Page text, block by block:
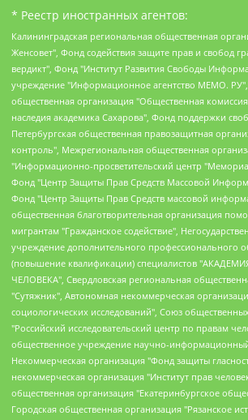
* Реестр иностранных агентов:
Калининградская региональная общественная организация "Экозащита!-Женсовет", Фонд содействия защите прав и свобод граждан "Общественный вердикт", Фонд "Институт Развития Свободы Информации", Частное учреждение "Информационное агентство МЕМО. РУ", Региональная общественная организация "Общественная комиссия по сохранению наследия академика Сахарова", Фонд поддержки свободы прессы, Санкт-Петербургская общественная правозащитная организация "Гражданский контроль", Межрегиональная общественная организация "Информационно-просветительский центр "Мемориал", Региональный Фонд "Центр Защиты Прав Средств Массовой Информации", с 05.12.2023 Фонд "Центр Защиты Прав Средств массовой информации", Региональная общественная благотворительная организация помощи беженцам и мигрантам "Гражданское содействие", Негосударственное образовательное учреждение дополнительного профессионального образования (повышение квалификации) специалистов "АКАДЕМИЯ ПО ПРАВАМ ЧЕЛОВЕКА", Свердловская региональная общественная организация "Сутяжник", Автономная некоммерческая организация "Центр независимых социологических исследований", Союз общественных объединений "Российский исследовательский центр по правам человека", Региональное общественное учреждение научно-информационный центр "МЕМОРИАЛ", Некоммерческая организация "Фонд защиты гласности", Автономная некоммерческая организация "Институт прав человека", Городская общественная организация "Екатеринбургское общество "МЕМОРИАЛ", Городская общественная организация "Рязанское историко-просветительское и правозащитное общество "Мемориал" (Рязанский Мемориал), Челябинский региональный орган общественной самодеятельности – женское общественное объединение "Женщины Евразии", Челябинский региональный орган общественной самодеятельности "Уральская правозащитная группа", Фонд содействия защите здоровья и социальной справедливости имени Андрея Рылькова, Автономная Некоммерческая Организация "Аналитический Центр Юрия Левады", Автономная некоммерческая организация социальной поддержки населения "Проект Апрель", Региональная общественная организация помощи женщинам и детям, находящимся в кризисной ситуации "Информационно-методический центр "Анна", Фонд содействия развитию массовых коммуникаций и правовому просвещению "Так-так-Так", Фонд содействия устойчивому развитию "Серебряная тайга", Свердловский региональный общественный фонд социальных проектов "Новое время", "Idel.Реалии", Кавказ.Реалии, Крым.Реалии, Телеканал Настоящее Время, Татаро-башкирская служба Радио Свобода (Azatliq Radiosi), Радио Свободная Европа/Радио Свобода (PCE/PC), "Сибирь.Реалии", "Фактограф", Благотворительный фонд помощи осужденным и их семьям, Автономная некоммерческая организация "Институт глобализации и социальных движений", Фонд "В защиту прав заключенных", Частное учреждение "Центр поддержки и содействия развитию средств массовой информации", Пензенский региональный общественный благотворительный фонд "Гражданский союз", "Север.Реалии", Некоммерческая организация Фонд "Правовая инициатива", Общество с ограниченной ответственностью "Радио Свободная Европа/Радио Свобода", Чешское информационное агентство "MEDIUM-ORIENT", Красноярская региональная общественная организация "Мы против СПИДа", Камалягин Денис Николаевич, Маркелов Сергей Евгеньевич, Пономарев Лев Александрович, Савицкая Людмила Алексеевна, Автономная некоммерческая организация "Центр по работе с проблемой насилия "НАСИЛИЮ.НЕТ", Межрегиональный профессиональный союз работников здравоохранения "Альянс врачей", Юридическое лицо, зарегистрированное в Латвийской Республике, SIA "Medusa Project" (регистрационный номер 40103797863, дата регистрации 10.06.2014), Некоммерческая организация "Фонд по борьбе с коррупцией", Автономная некоммерческая организация "Институт права и публичной политики", Баданин Роман Сергеевич, Гликин Максим Александрович, Железнова Мария Михайловна, Лукьянова Юлия Сергеевна, Маетная Елизавета Витальевна, Маняхин Петр Борисович, Чуракова Ольга Владимировна, Ярош Юлия Петровна, Юридическое лицо "The Insider SIA", зарегистрированное в Риге, Латвийская Республика (дата регистрации 26.06.2015), являющееся администратором доменного имени интернет-издания "The Insider SIA", https://theins.ru, Постернак Алексей Евгеньевич, Рубин Михаил Аркадьевич, Анин Роман Александрович, Юридическое лицо Istories fonds, зарегистрированное в Латвийской Республике (регистрационный номер 50008295751, дата регистрации 24.02.2020), Великовский Дмитрий Александрович, Долинина Ирина Николаевна, Мароховская Алеся Алексеевна, Шлейнов Роман Юрьевич, Шмагун Олеся Валентиновна, Общество с ограниченной ответственностью "Альтаир 2021", Общество с ограниченной ответственностью "Вега 2021", Общество с ограниченной ответственностью "Главный редактор 2021", Общество с ограниченной ответственностью "Ромашки монолит", Важенков Артем Валерьевич, Ивановская областная общественная организация "Центр гендерных исследований", Гурман Юрий Альбертович, Медиапроект "ОВД-Инфо", Егоров Владимир Владимирович, Жилинский Владимир Александрович, Общество с ограниченной ответственностью "ЗП", Иванова София Юрьевна, Карезина Инна Павловна, Кильтау Екатерина Викторовна, Петров Алексей Викторович, Пискунов Сергей Евгеньевич, Смирнов Сергей Сергеевич, Тихонов Михаил Сергеевич, Общество с ограниченной ответственностью "ЖУРНАЛИСТ-ИНОСТРАННЫЙ АГЕНТ", Арапова Галина Юрьевна, Вольтская Татьяна Анатольевна, Американская компания "Mason G.E.S. Anonymous Foundation" (США), являющаяся владельцем интернет-издания https://mnews.world/, Компания "Stichting Bellingcat", зарегистрированная в Нидерландах (дата регистрации 11.07.2018), Захаров Андрей Вячеславович, Клепиковская Екатерина Дмитриевна, Общество с ограниченной ответственностью "МЕМО", Перл Роман Александрович, Симонов Евгений Алексеевич, Соловьева Елена Анатольевна, Сотников Даниил Владимирович, Сурначева Елизавета Дмитриевна, Автономная некоммерческая организация по защите прав человека и информированию населения "Якутия – Наше Мнение", Общество с ограниченной ответственностью "Москоу диджитал медиа", с 26.01.2023 Общество с ограниченной ответственностью "Чайка Белые сады", Ветошкина Валерия Валерьевна, Заговора Максим Александрович, Межрегиональное общественное движение "Российская ЛГБТ - сеть", Оленичев Максим Владимирович, Павлов Иван Юрьевич, Скворцова Елена Сергеевна, Общество с ограниченной ответственностью "Как бы инагент", Кочетков Игорь Викторович, Общество с ограниченной ответственностью "Честные выборы", Еланчик Олег Александрович, Общество с ограниченной ответственностью "Нобелевский призыв", Гималова Регина Эмилевна, Григорьев Андрей Валерьевич, Григорьева Алина Александровна, Ассоциация по содействию защите прав призывников, альтернативнослужащих и военнослужащих "Правозащитная группа "Гражданин.Армия.Право", Хисамова Регина Фаритовна, Автономная некоммерческая организация по реализации социально-правовых программ "Лилит", Дальневосточное общественное движение "Маяк", Санкт-Петербургская ЛГБТ-инициативная группа "Выход", Инициативная группа ЛГБТ+ "Реверс", Алексеев Андрей Викторович, Бекбулатова Таисия Львовна, Беляев Иван Михайлович, Владыкина Елена Сергеевна, Гельман Марат